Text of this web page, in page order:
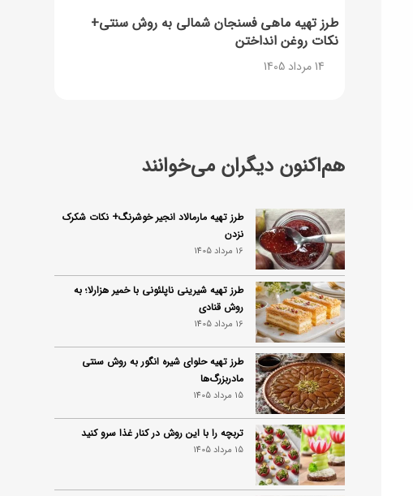
طرز تهیه ماهی فسنجان شمالی به روش سنتی+
نکات روغن انداختن
14 مرداد 1405
هم‌اکنون دیگران می‌خوانند
طرز تهیه مارمالاد انجیر خوشرنگ+ نکات شکرک
نزدن
16 مرداد 1405
طرز تهیه شیرینی ناپلئونی با خمیر هزارلا؛ به
روش قنادی
16 مرداد 1405
طرز تهیه حلوای شیره انگور به روش سنتی
مادربزرگ‌ها
15 مرداد 1405
تربچه را با این روش در کنار غذا سرو کنید
15 مرداد 1405